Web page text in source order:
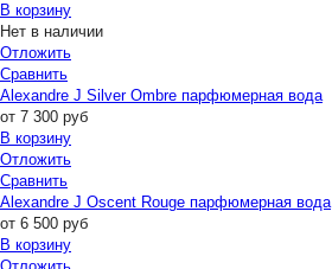
В корзину
Нет в наличии
Отложить
Сравнить
Alexandre J Silver Ombre парфюмерная вода
от 7 300 руб
В корзину
Отложить
Сравнить
Alexandre J Oscent Rouge парфюмерная вода
от 6 500 руб
В корзину